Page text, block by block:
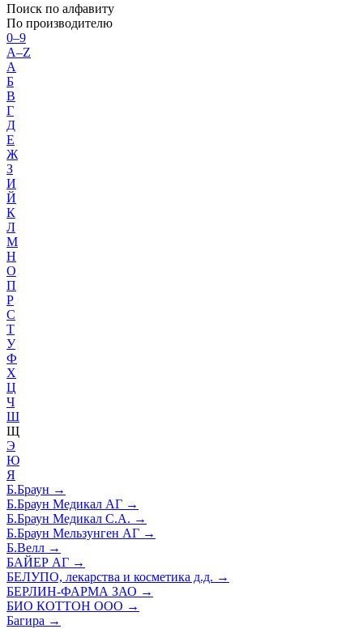
Поиск по алфавиту
По производителю
0–9
A–Z
А
Б
В
Г
Д
Е
Ж
З
И
Й
К
Л
М
Н
О
П
Р
С
Т
У
Ф
Х
Ц
Ч
Ш
Щ
Э
Ю
Я
Б.Браун →
Б.Браун Медикал АГ →
Б.Браун Медикал С.А. →
Б.Браун Мельзунген АГ →
Б.Велл →
БАЙЕР АГ →
БЕЛУПО, лекарства и косметика д.д. →
БЕРЛИН-ФАРМА ЗАО →
БИО КОТТОН ООО →
Багира →